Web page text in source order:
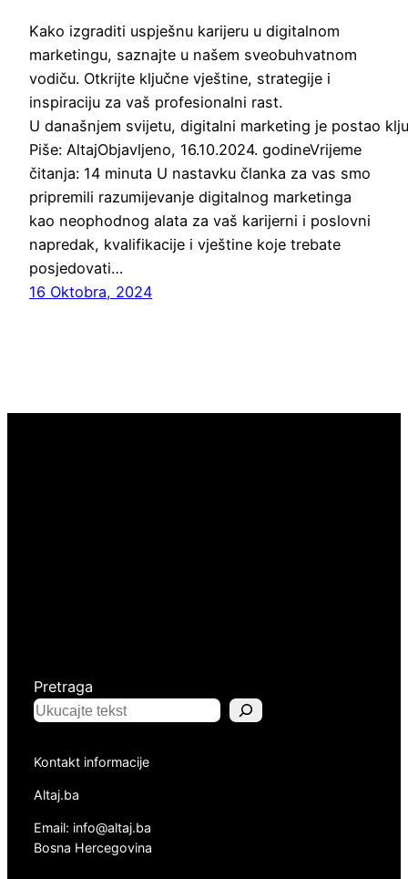
Kako izgraditi uspješnu karijeru u digitalnom
marketingu, saznajte u našem sveobuhvatnom
vodiču. Otkrijte ključne vještine, strategije i
inspiraciju za vaš profesionalni rast.
U današnjem svijetu, digitalni marketing je postao
Piše: AltajObjavljeno, 16.10.2024. godineVrijeme
čitanja: 14 minuta U nastavku članka za vas smo
pripremili razumijevanje digitalnog marketinga
kao neophodnog alata za vaš karijerni i poslovni
napredak, kvalifikacije i vještine koje trebate
posjedovati…
16 Oktobra, 2024
Pretraga
Kontakt informacije
Altaj.ba
Email: info@altaj.ba
Bosna Hercegovina